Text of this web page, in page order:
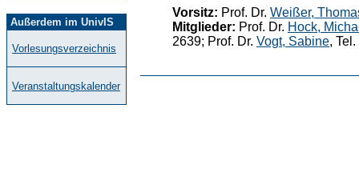
Außerdem im UnivIS
Vorlesungsverzeichnis
Veranstaltungskalender
Vorsitz: Prof. Dr. Weißer,
Mitglieder: Prof. Dr. Hock,
2639; Prof. Dr. Vogt, Sabine,